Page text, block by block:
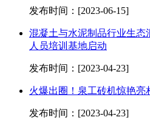
发布时间：[2023-06-15]
混凝土与水泥制品行业生
人员培训基地启动
发布时间：[2023-04-23]
火爆出圈！泉工砖机惊艳亮
发布时间：[2023-04-23]